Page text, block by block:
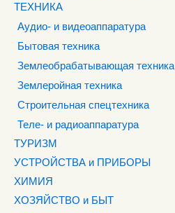
ТЕХНИКА
Аудио- и видеоаппаратура
Бытовая техника
Землеобрабатывающая техника
Землеройная техника
Строительная спецтехника
Теле- и радиоаппаратура
ТУРИЗМ
УСТРОЙСТВА и ПРИБОРЫ
ХИМИЯ
ХОЗЯЙСТВО и БЫТ